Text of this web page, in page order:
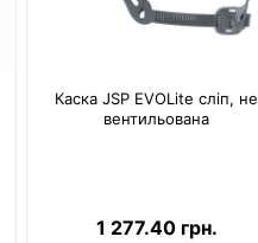
Каска JSP EVOLite сліп, не
вентильована
1 277.40 грн.